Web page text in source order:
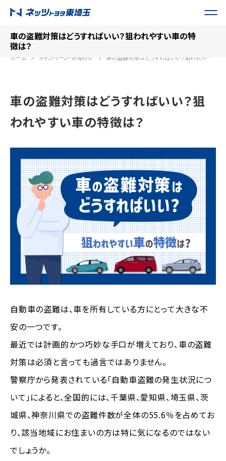
車の盗難対策はどうすればいい？狙われやすい車の特
徴は？
ホーム キャンペーン・お知らせ 車の盗難対策はどうすればいい？狙われやすい車の特徴は？
車の盗難対策はどうすればいい？狙
われやすい車の特徴は？
自動車の盗難は、車を所有している方にとって大きな不
安の一つです。
最近では計画的かつ巧妙な手口が増えており、車の盗難
対策は必須と言っても過言ではありません。
警察庁から発表されている「自動車盗難の発生状況につ
いて」によると、全国的には、千葉県、愛知県、埼玉県、茨
城県、神奈川県での盗難件数が全体の55.6％を占めてお
り、該当地域にお住まいの方は特に気になるのではない
でしょうか。